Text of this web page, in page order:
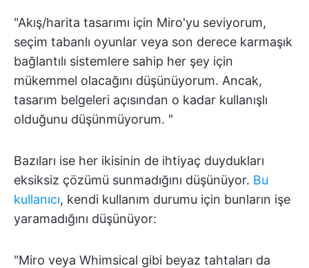
"Akış/harita tasarımı için Miro'yu seviyorum,
seçim tabanlı oyunlar veya son derece karmaşık
bağlantılı sistemlere sahip her şey için
mükemmel olacağını düşünüyorum. Ancak,
tasarım belgeleri açısından o kadar kullanışlı
olduğunu düşünmüyorum. "
Bazıları ise her ikisinin de ihtiyaç duydukları
eksiksiz çözümü sunmadığını düşünüyor. Bu
kullanıcı, kendi kullanım durumu için bunların işe
yaramadığını düşünüyor:
"Miro veya Whimsical gibi beyaz tahtaları da